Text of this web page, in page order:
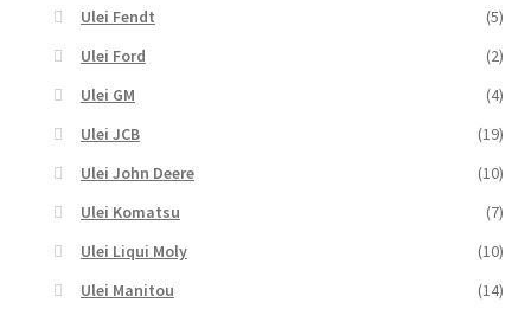
Ulei Fendt
(5)
Ulei Ford
(2)
Ulei GM
(4)
Ulei JCB
(19)
Ulei John Deere
(10)
Ulei Komatsu
(7)
Ulei Liqui Moly
(10)
Ulei Manitou
(14)